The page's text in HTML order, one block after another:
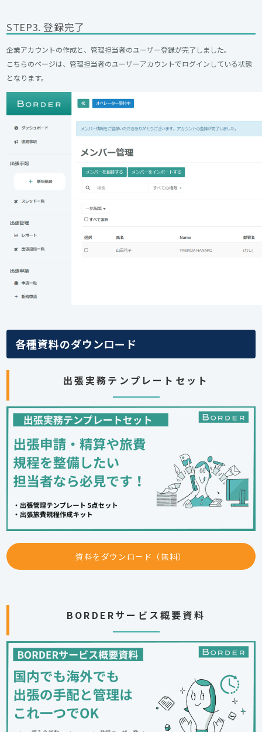
STEP3. 登録完了
企業アカウントの作成と、管理担当者のユーザー登録が完了しました。
こちらのページは、管理担当者のユーザーアカウントでログインしている状態
となります。
各種資料のダウンロード
出張実務テンプレートセット
資料をダウンロード（無料）
BORDERサービス概要資料